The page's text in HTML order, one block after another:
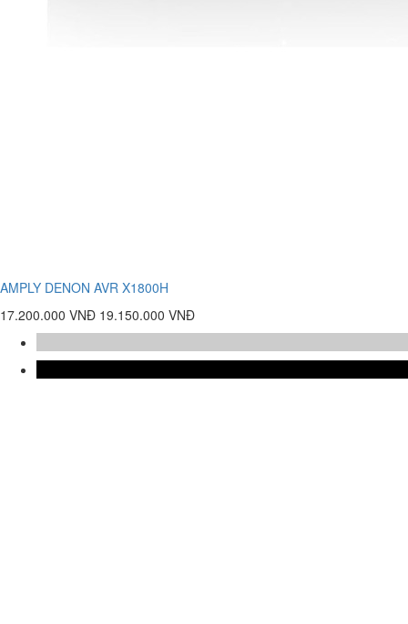
AMPLY DENON AVR X1800H
17.200.000 VNĐ 19.150.000 VNĐ